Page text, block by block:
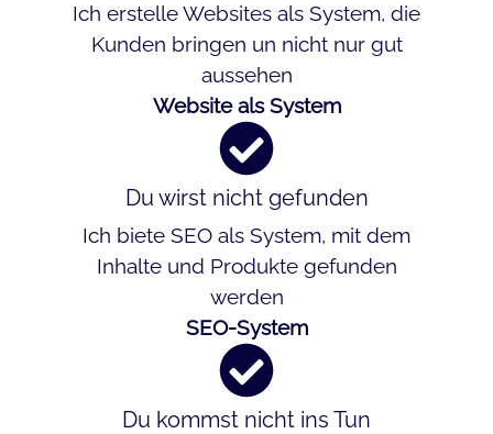
Ich erstelle Websites als System, die
Kunden bringen un nicht nur gut
aussehen
Website als System
Du wirst nicht gefunden
Ich biete SEO als System, mit dem
Inhalte und Produkte gefunden
werden
SEO-System
Du kommst nicht ins Tun